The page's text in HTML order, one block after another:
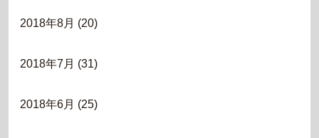
2018年8月 (20)
2018年7月 (31)
2018年6月 (25)